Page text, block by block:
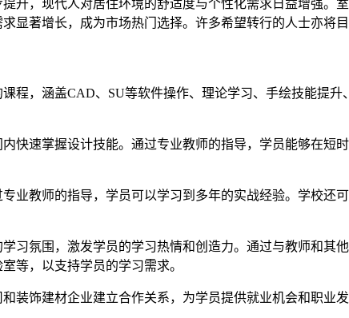
升，现代人对居住环境的舒适度与个性化需求日益增强
显著增长，成为市场热门选择。许多希望转行的人士亦
程，涵盖CAD、SU等软件操作、理论学习、手绘技能提
快速掌握设计技能。通过专业教师的指导，学员能够在
业教师的指导，学员可以学习到多年的实战经验。学校
习氛围，激发学员的学习热情和创造力。通过与教师和其
等，以支持学员的学习需求。
装饰建材企业建立合作关系，为学员提供就业机会和职